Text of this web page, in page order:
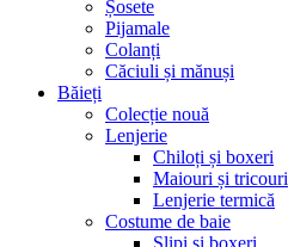
Șosete
Pijamale
Colanți
Căciuli și mănuși
Băieți
Colecție nouă
Lenjerie
Chiloți și boxeri
Maiouri și tricouri
Lenjerie termică
Costume de baie
Slipi și boxeri